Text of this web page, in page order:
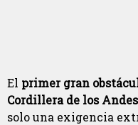
El primer gran
Cordillera de los Andes
solo una exigencia